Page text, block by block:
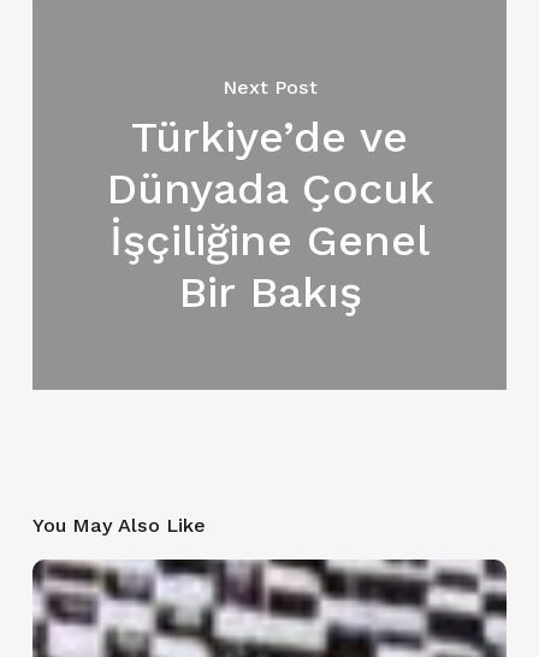
Next Post
Türkiye’de ve
Dünyada Çocuk
İşçiliğine Genel
Bir Bakış
You May Also Like